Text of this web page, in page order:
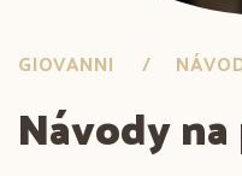
GIOVANNI
Návody